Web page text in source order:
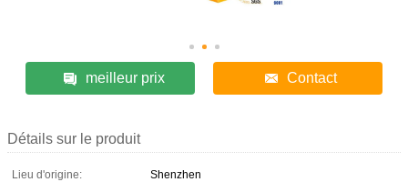
meilleur prix Contact
Détails sur le produit
Lieu d'origine:
Shenzhen